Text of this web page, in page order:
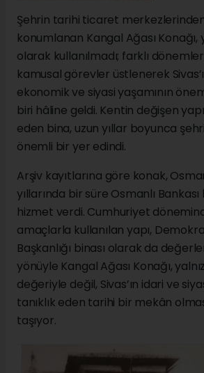
Şehrin tarihi ticaret
konumlanan Kangal Ağası
olarak kullanılmadı; farklı
kamusal görevler üstlenerek
ekonomik ve siyasi yaşamının
biri hâline geldi. Kentin değişen
eden bina, uzun yıllar boyunca
önemli bir yer edindi.
Arşiv kayıtlarına göre konak,
yıllarında bir süre Osmanlı
hizmet verdi. Cumhuriyet
amaçlarla kullanılan yapı,
Başkanlığı binası olarak da
yönüyle Kangal Ağası Konağı,
değeriyle değil, Sivas’ın idari ve
tanıklık eden tarihi bir mekân
taşıyor.